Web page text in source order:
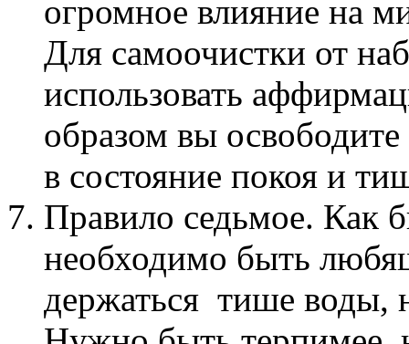
огромное влияние на
Для самоочистки от
использовать
образом вы освободите
в состояние покоя и
Правило седьмое. Как
необходимо быть
держаться тише воды,